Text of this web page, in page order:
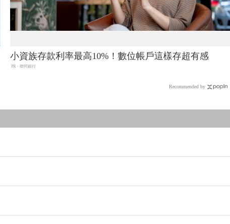
小資族存款利率最高10%！數位帳戶這樣存超有感
PR・聯邦銀行
Recommended by